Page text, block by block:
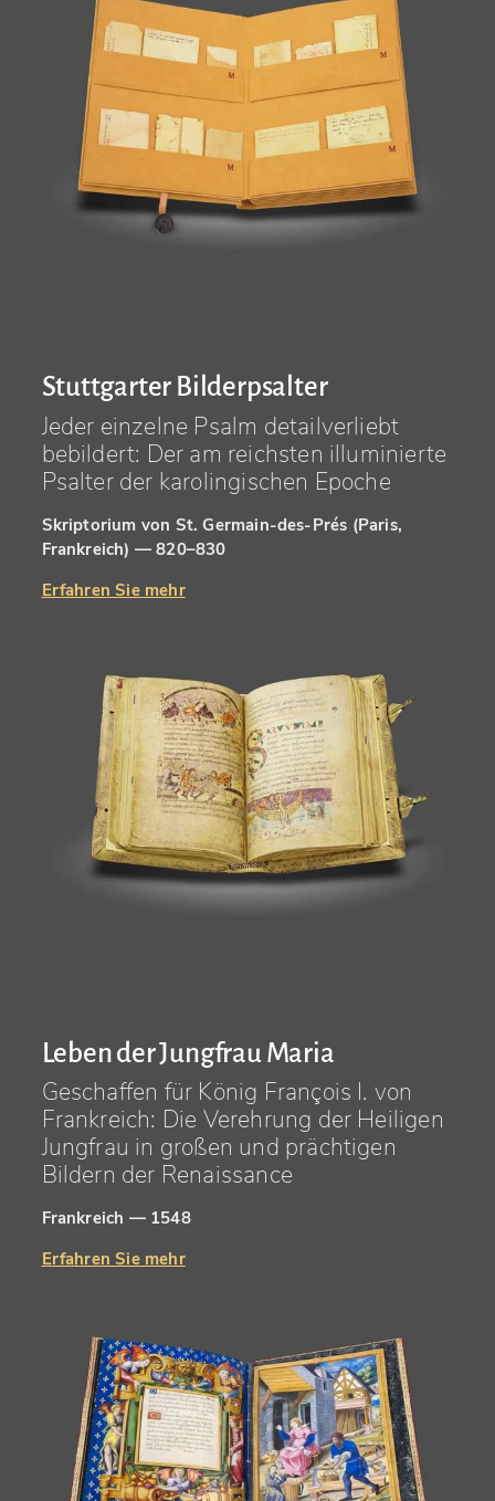
Stuttgarter Bilderpsalter
Jeder einzelne Psalm detailverliebt
bebildert: Der am reichsten illuminierte
Psalter der karolingischen Epoche
Skriptorium von St. Germain-des-Prés (Paris,
Frankreich) — 820–830
Erfahren Sie mehr
Leben der Jungfrau Maria
Geschaffen für König François I. von
Frankreich: Die Verehrung der Heiligen
Jungfrau in großen und prächtigen
Bildern der Renaissance
Frankreich — 1548
Erfahren Sie mehr